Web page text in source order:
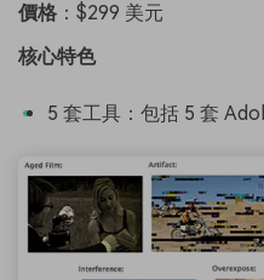
價格 ：$299 美元
核心特色
5 套工具：包括 5 套